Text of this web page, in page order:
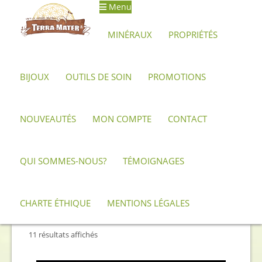
Aller
Aller
au
Menu
MINÉRAUX PROPRIÉTÉS
BIJOUX OUTILS DE SOIN PROMOTIONS
NOUVEAUTÉS MON COMPTE CONTACT
QUI SOMMES-NOUS? TÉMOIGNAGES
CHARTE ÉTHIQUE MENTIONS LÉGALES
Accueil Outils de soin Pendules de radiesthésie
Pendules de
radiesthésie
11 résultats affichésTrié